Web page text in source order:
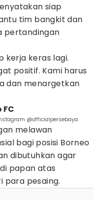
siap
tim bangkit dan
pertandingan
kerja keras lagi.
positif. Kami harus
dan menargetkan
@officialpersebaya.
melawan
bagi posisi Borneo
dibutuhkan agar
papan atas
para pesaing.